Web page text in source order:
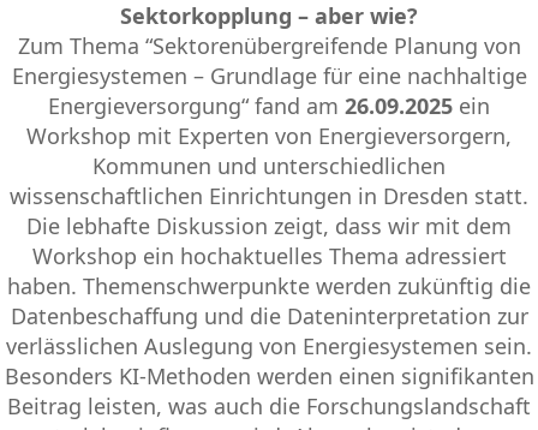
Sektorkopplung – aber wie?
Zum Thema “Sektorenübergreifende Planung von
Energiesystemen – Grundlage für eine nachhaltige
Energieversorgung“ fand am 26.09.2025 ein
Workshop mit Experten von Energieversorgern,
Kommunen und unterschiedlichen
wissenschaftlichen Einrichtungen in Dresden statt.
Die lebhafte Diskussion zeigt, dass wir mit dem
Workshop ein hochaktuelles Thema adressiert
haben. Themenschwerpunkte werden zukünftig die
Datenbeschaffung und die Dateninterpretation zur
verlässlichen Auslegung von Energiesystemen sein.
Besonders KI-Methoden werden einen signifikanten
Beitrag leisten, was auch die Forschungslandschaft